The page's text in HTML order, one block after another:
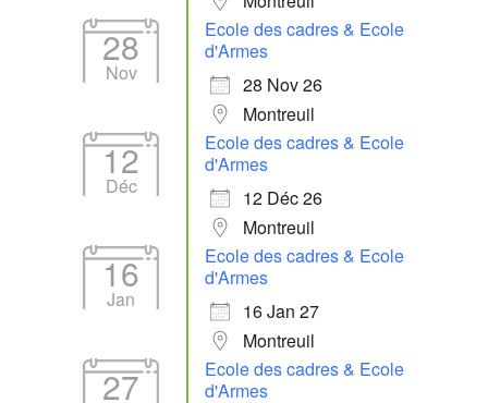
28
Nov
Ecole des cadres & Ecole
d'Armes
28 Nov 26
Montreuil
12
Déc
Ecole des cadres & Ecole
d'Armes
12 Déc 26
Montreuil
16
Jan
Ecole des cadres & Ecole
d'Armes
16 Jan 27
Montreuil
27
Ecole des cadres & Ecole
d'Armes